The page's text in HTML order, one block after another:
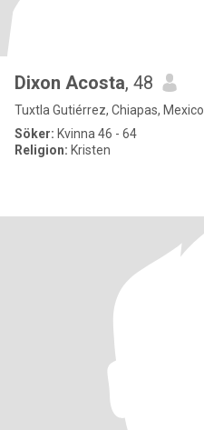
Dixon Acosta, 48
Tuxtla Gutiérrez, Chiapas, Mexico
Söker: Kvinna 46 - 64
Religion: Kristen